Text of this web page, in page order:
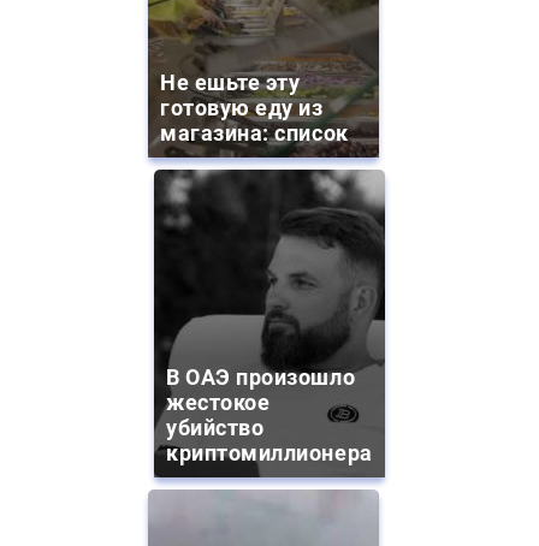
Не ешьте эту
готовую еду из
магазина: список
В ОАЭ произошло
жестокое
убийство
криптомиллионера